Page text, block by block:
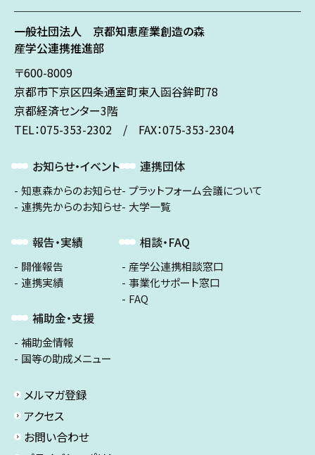
一般社団法人 京都知恵産業創造の森
産学公連携推進部
〒600-8009
京都市下京区四条通室町東入函谷鉾町78
京都経済センター3階
TEL：075-353-2302 / FAX：075-353-2304
お知らせ・イベント
知恵森からのお知らせ
連携先からのお知らせ
報告・実績
開催報告
連携実績
補助金・支援
補助金情報
国等の助成メニュー
連携団体
プラットフォーム会議について
大学一覧
相談・FAQ
産学公連携相談窓口
事業化サポート窓口
FAQ
メルマガ登録
アクセス
お問い合わせ